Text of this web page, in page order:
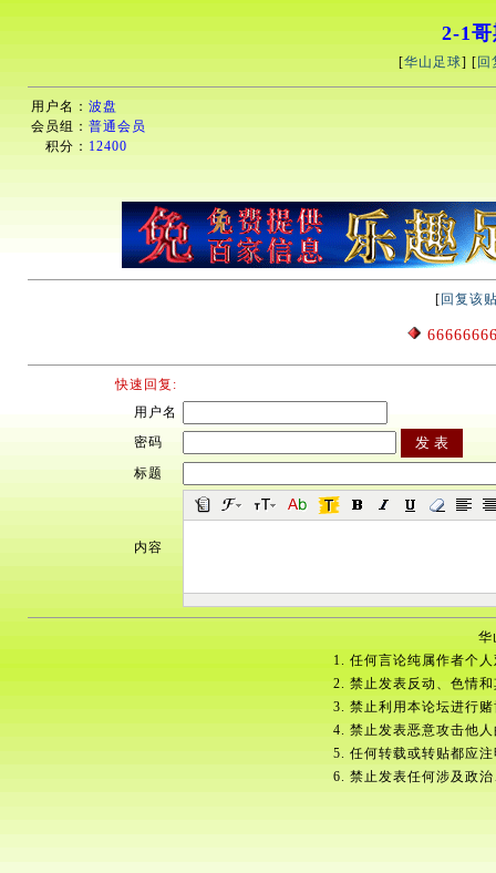
2-1
[华山足球] [ 回
用户名： 波盘
会员组： 普通会员
积分： 12400
[ 回复该
快速回复:
用户名
密码
标题
内容
华
1. 任何言论纯属作者个
2. 禁止发表反动、色情
3. 禁止利用本论坛进行
4. 禁止发表恶意攻击他
5. 任何转载或转贴都应
6. 禁止发表任何涉及政